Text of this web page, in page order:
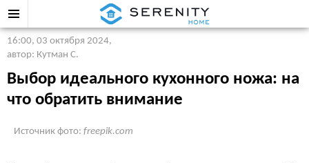
16:00, 03 октября 2024,
автор: Кутман С.
Выбор идеального кухонного ножа: на
что обратить внимание
Источник фото: freepik.com